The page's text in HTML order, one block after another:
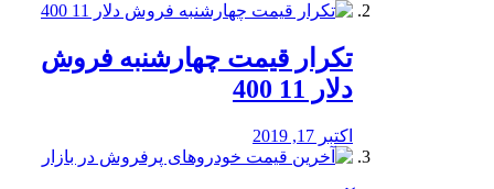
تکرار قیمت چهارشنبه فروش
دلار 11 400
اکتبر 17, 2019